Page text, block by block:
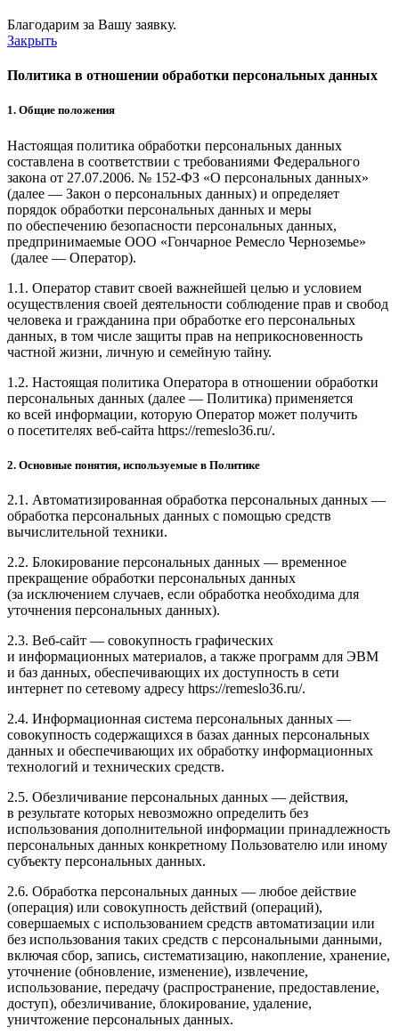
Благодарим за Вашу заявку.
Закрыть
Политика в отношении обработки персональных данных
1. Общие положения
Настоящая политика обработки персональных данных
составлена в соответствии с требованиями Федерального
закона от 27.07.2006. № 152-ФЗ «О персональных данных»
(далее — Закон о персональных данных) и определяет
порядок обработки персональных данных и меры
по обеспечению безопасности персональных данных,
предпринимаемые ООО «Гончарное Ремесло Черноземье»
(далее — Оператор).
1.1. Оператор ставит своей важнейшей целью и условием
осуществления своей деятельности соблюдение прав и свобод
человека и гражданина при обработке его персональных
данных, в том числе защиты прав на неприкосновенность
частной жизни, личную и семейную тайну.
1.2. Настоящая политика Оператора в отношении обработки
персональных данных (далее — Политика) применяется
ко всей информации, которую Оператор может получить
о посетителях веб-сайта https://remeslo36.ru/.
2. Основные понятия, используемые в Политике
2.1. Автоматизированная обработка персональных данных —
обработка персональных данных с помощью средств
вычислительной техники.
2.2. Блокирование персональных данных — временное
прекращение обработки персональных данных
(за исключением случаев, если обработка необходима для
уточнения персональных данных).
2.3. Веб-сайт — совокупность графических
и информационных материалов, а также программ для ЭВМ
и баз данных, обеспечивающих их доступность в сети
интернет по сетевому адресу https://remeslo36.ru/.
2.4. Информационная система персональных данных —
совокупность содержащихся в базах данных персональных
данных и обеспечивающих их обработку информационных
технологий и технических средств.
2.5. Обезличивание персональных данных — действия,
в результате которых невозможно определить без
использования дополнительной информации принадлежность
персональных данных конкретному Пользователю или иному
субъекту персональных данных.
2.6. Обработка персональных данных — любое действие
(операция) или совокупность действий (операций),
совершаемых с использованием средств автоматизации или
без использования таких средств с персональными данными,
включая сбор, запись, систематизацию, накопление, хранение,
уточнение (обновление, изменение), извлечение,
использование, передачу (распространение, предоставление,
доступ), обезличивание, блокирование, удаление,
уничтожение персональных данных.